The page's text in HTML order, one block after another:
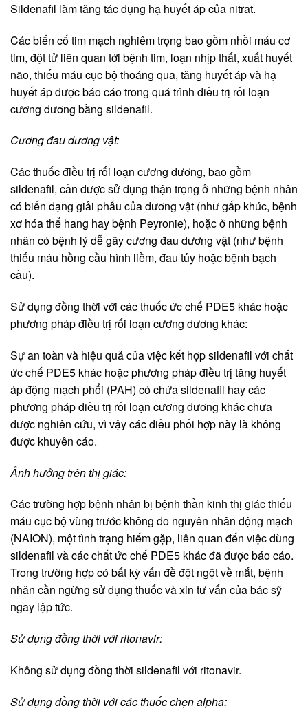
Sildenafil làm tăng tác dụng hạ huyết áp của nitrat.
Các biến cố tim mạch nghiêm trọng bao gồm nhồi máu cơ
tim, đột tử liên quan tới bệnh tim, loạn nhịp thất, xuất huyết
não, thiếu máu cục bộ thoáng qua, tăng huyết áp và hạ
huyết áp được báo cáo trong quá trình điều trị rối loạn
cương dương bằng sildenafil.
Cương đau dương vật:
Các thuốc điều trị rối loạn cương dương, bao gồm
sildenafil, cần được sử dụng thận trọng ở những bệnh nhân
có biến dạng giải phẫu của dương vật (như gấp khúc, bệnh
xơ hóa thể hang hay bệnh Peyronie), hoặc ở những bệnh
nhân có bệnh lý dễ gây cương đau dương vật (như bệnh
thiếu máu hồng cầu hình liềm, đau tủy hoặc bệnh bạch
cầu).
Sử dụng đồng thời với các thuốc ức chế PDE5 khác hoặc
phương pháp điều trị rối loạn cương dương khác:
Sự an toàn và hiệu quả của việc kết hợp sildenafil với chất
ức chế PDE5 khác hoặc phương pháp điều trị tăng huyết
áp động mạch phổi (PAH) có chứa sildenafil hay các
phương pháp điều trị rối loạn cương dương khác chưa
được nghiên cứu, vì vậy các điều phối hợp này là không
được khuyên cáo.
Ảnh hưởng trên thị giác:
Các trường hợp bệnh nhân bị bệnh thần kinh thị giác thiếu
máu cục bộ vùng trước không do nguyên nhân động mạch
(NAION), một tình trạng hiếm gặp, liên quan đến việc dùng
sildenafil và các chất ức chế PDE5 khác đã được báo cáo.
Trong trường hợp có bất kỳ vấn đề đột ngột về mắt, bệnh
nhân cần ngừng sử dụng thuốc và xin tư vấn của bác sỹ
ngay lập tức.
Sử dụng đồng thời với ritonavir:
Không sử dụng đồng thời sildenafil với ritonavir.
Sử dụng đồng thời với các thuốc chẹn alpha: